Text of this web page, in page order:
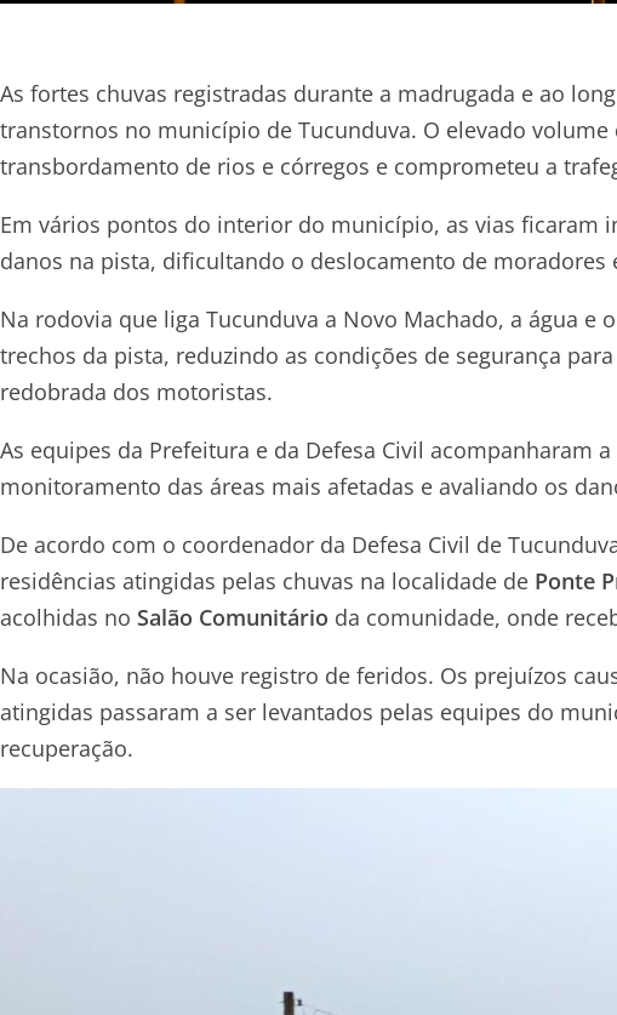
As fortes chuvas registradas durante a madrugada e ao
transtornos no município de Tucunduva. O elevado
transbordamento de rios e córregos e comprometeu a
Em vários pontos do interior do município, as vias ficaram
danos na pista, dificultando o deslocamento de moradores
Na rodovia que liga Tucunduva a Novo Machado, a água
trechos da pista, reduzindo as condições de segurança
redobrada dos motoristas.
As equipes da Prefeitura e da Defesa Civil acompanharam
monitoramento das áreas mais afetadas e avaliando os
De acordo com o coordenador da Defesa Civil de
residências atingidas pelas chuvas na localidade de Ponte
acolhidas no Salão Comunitário da comunidade, onde
Na ocasião, não houve registro de feridos. Os prejuízos
atingidas passaram a ser levantados pelas equipes do
recuperação.